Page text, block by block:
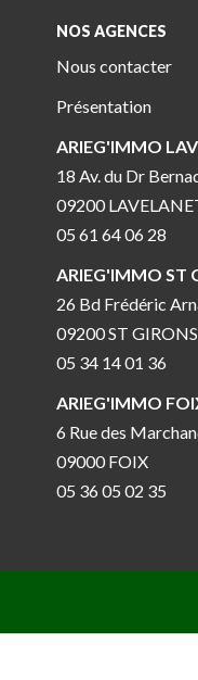
NOS AGENCES
Nous contacter
Présentation
ARIEG'IMMO
18 Av. du Dr
09200
05 61 64 06 28
ARIEG'IMMO ST
26 Bd Frédéric
09200 ST GIRONS
05 34 14 01 36
ARIEG'IMMO
6 Rue des
09000 FOIX
05 36 05 02 35